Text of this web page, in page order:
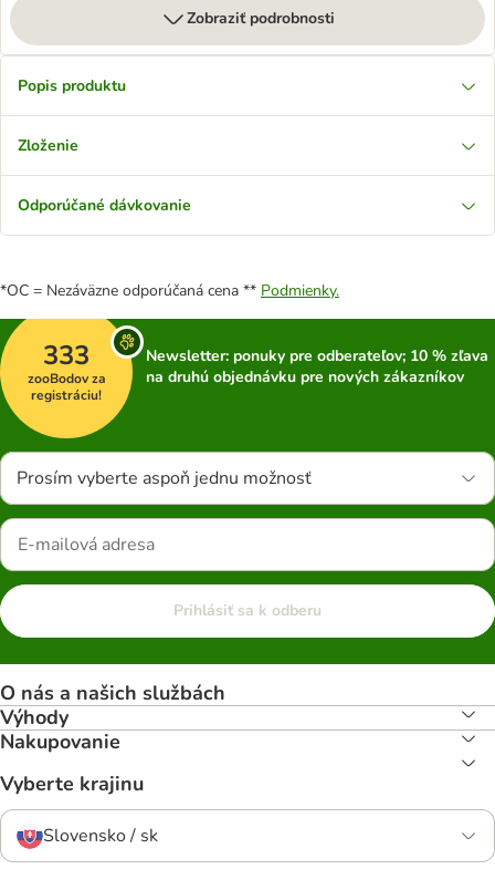
Zobraziť podrobnosti
Popis produktu
Zloženie
Odporúčané dávkovanie
*OC = Nezáväzne odporúčaná cena ** Podmienky.
333
zooBodov za
registráciu!
Newsletter: ponuky pre odberateľov; 10 % zľava
na druhú objednávku pre nových zákazníkov
Prosím vyberte aspoň jednu možnosť
Prihlásiť sa k odberu
O nás a našich službách
Výhody
Nakupovanie
Vyberte krajinu
Slovensko / sk